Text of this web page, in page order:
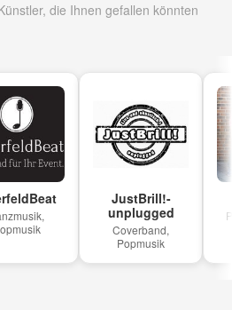
die Ihnen gefallen könnten
JustBrill!-
unplugged
Coverband,
Popmusik